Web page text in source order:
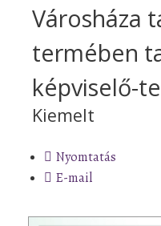
Városháza
termében
képviselő-
Kiemelt
Nyomtatás
E-mail